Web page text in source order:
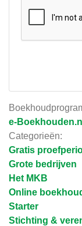
e-Boekhouden.nl
Categorieën:
Gratis
Grote bedrijven
Het MKB
Online
Starter
Stichting &